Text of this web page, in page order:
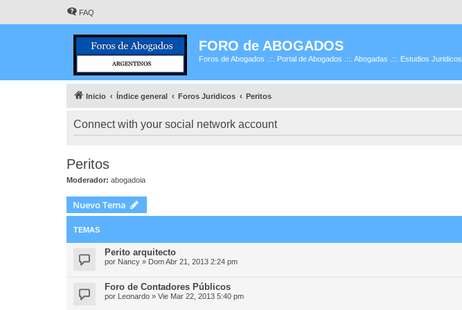
FAQ
FORO de ABOGADOS
Foros de Abogados .::. Portal de Abogados .::. Abogadas .::. Estudios Juridicos
Inicio Índice general Foros Juridicos Peritos
Connect with your social network account
Peritos
Moderador: abogadoia
Nuevo Tema
TEMAS
Perito arquitecto
por Nancy » Dom Abr 21, 2013 2:24 pm
Foro de Contadores Públicos
por Leonardo » Vie Mar 22, 2013 5:40 pm